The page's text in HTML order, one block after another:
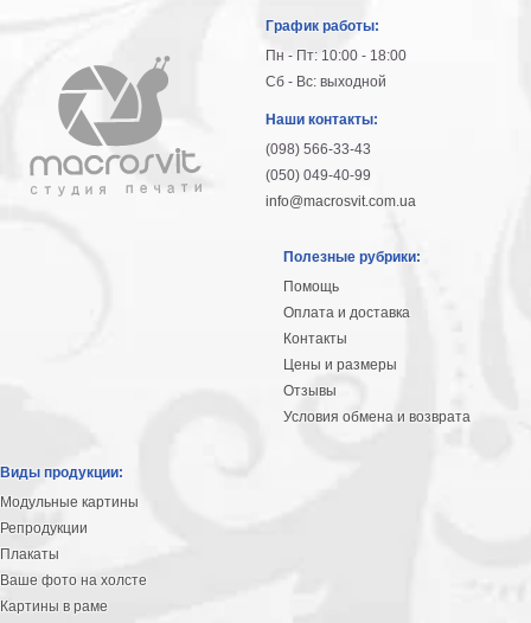
График работы:
Пн - Пт: 10:00 - 18:00
Сб - Вс: выходной
Наши контакты:
(098) 566-33-43
(050) 049-40-99
info@macrosvit.com.ua
Полезные рубрики:
Помощь
Оплата и доставка
Контакты
Цены и размеры
Отзывы
Условия обмена и возврата
Виды продукции:
Модульные картины
Репродукции
Плакаты
Ваше фото на холсте
Картины в раме